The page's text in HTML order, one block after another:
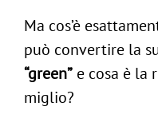
Ma cos’è
può convertire la
“green” e cosa è la
miglio?